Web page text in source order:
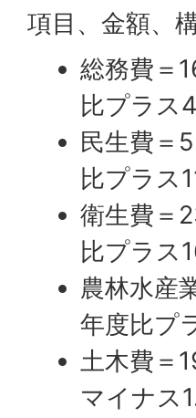
項目、金額、
総務費＝
比プラス
民生費＝
比プラス
衛生費＝
比プラス
農林水産
年度比プ
土木費＝
マイナス